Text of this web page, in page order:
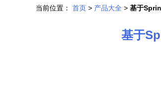
当前位置： 首页 > 产品大全 > 基于
基于